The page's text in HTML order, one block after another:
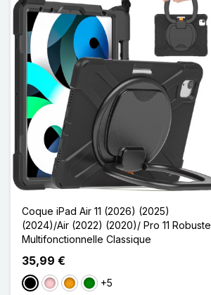
Coque iPad Air 11 (2026) (2025)
(2024)/Air (2022) (2020)/ Pro 11 Robuste
Multifonctionnelle Classique
35,99 €
NoirRoseOrange
Vert+5